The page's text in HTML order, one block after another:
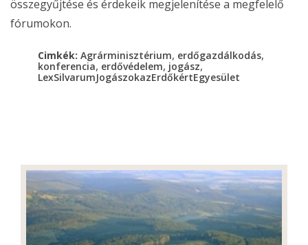
összegyűjtése és érdekeik megjelenítése a megfelelő
fórumokon.
Cimkék: Agrárminisztérium, erdőgazdálkodás,
konferencia, erdővédelem, jogász,
LexSilvarumJogászokazErdőkértEgyesület